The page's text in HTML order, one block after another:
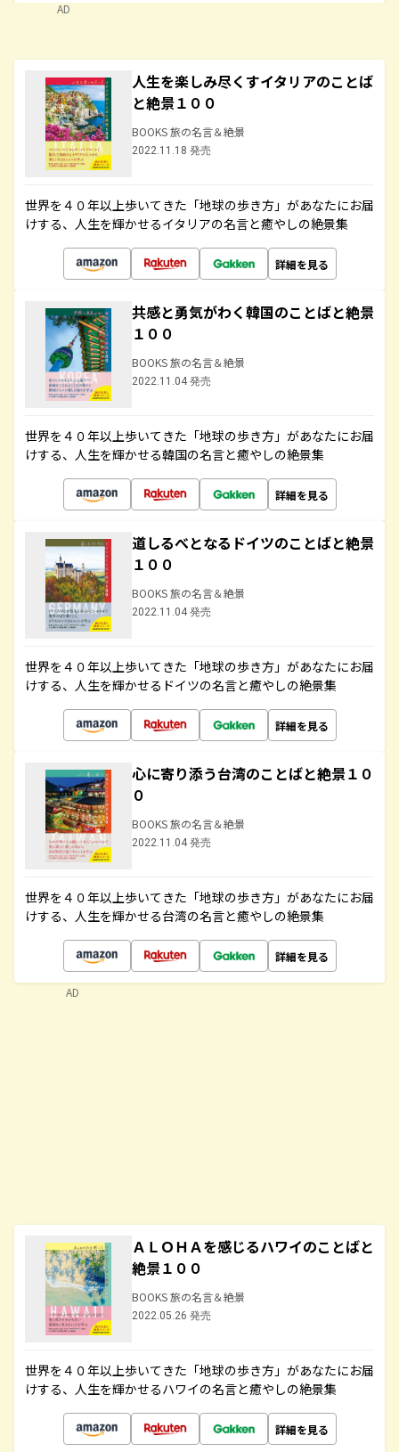
AD
人生を楽しみ尽くすイタリアのことば
と絶景１００
BOOKS 旅の名言＆絶景
2022.11.18 発売
世界を４０年以上歩いてきた「地球の歩き方」があなたにお届
けする、人生を輝かせるイタリアの名言と癒やしの絶景集
詳細を見る
共感と勇気がわく韓国のことばと絶景
１００
BOOKS 旅の名言＆絶景
2022.11.04 発売
世界を４０年以上歩いてきた「地球の歩き方」があなたにお届
けする、人生を輝かせる韓国の名言と癒やしの絶景集
詳細を見る
道しるべとなるドイツのことばと絶景
１００
BOOKS 旅の名言＆絶景
2022.11.04 発売
世界を４０年以上歩いてきた「地球の歩き方」があなたにお届
けする、人生を輝かせるドイツの名言と癒やしの絶景集
詳細を見る
心に寄り添う台湾のことばと絶景１０
０
BOOKS 旅の名言＆絶景
2022.11.04 発売
世界を４０年以上歩いてきた「地球の歩き方」があなたにお届
けする、人生を輝かせる台湾の名言と癒やしの絶景集
詳細を見る
ＡＬＯＨＡを感じるハワイのことばと
絶景１００
BOOKS 旅の名言＆絶景
2022.05.26 発売
世界を４０年以上歩いてきた「地球の歩き方」があなたにお届
けする、人生を輝かせるハワイの名言と癒やしの絶景集
詳細を見る
AD